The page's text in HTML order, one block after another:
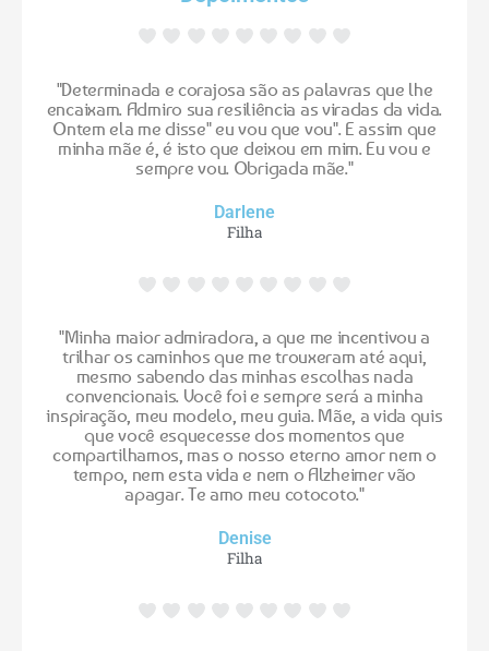
"Determinada e corajosa são as palavras que lhe
encaixam. Admiro sua resiliência as viradas da vida.
Ontem ela me disse" eu vou que vou". E assim que
minha mãe é, é isto que deixou em mim. Eu vou e
sempre vou. Obrigada mãe."
Darlene
Filha
"Minha maior admiradora, a que me incentivou a
trilhar os caminhos que me trouxeram até aqui,
mesmo sabendo das minhas escolhas nada
convencionais. Você foi e sempre será a minha
inspiração, meu modelo, meu guia. Mãe, a vida quis
que você esquecesse dos momentos que
compartilhamos, mas o nosso eterno amor nem o
tempo, nem esta vida e nem o Alzheimer vão
apagar. Te amo meu cotocoto."
Denise
Filha